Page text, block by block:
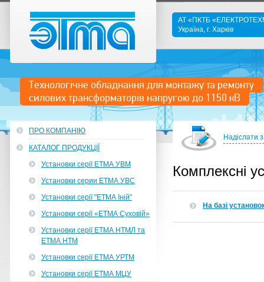
Технологічне обладнання для монтажу та ремонту
силових трансформаторів напругою до 1150 кВ
АТ «ПКТБ
Україна, г. Харків
Надіслати
Комплексні
На базі
ПРО КОМПАНІЮ
КАТАЛОГ ПРОДУКЦІЇ
Установки серії ЕТМА УВМ
Установки серии ЕТМА УВС
Установки серії "ЕТМА Іній"
Установки серії «ЕТМА Суховій»
Установки серії ЕТМА НТМЛ та
ЕТМА НТМ
Установки серії ЕТМА УРТМ
Установки серії ЕТМА МЦУ